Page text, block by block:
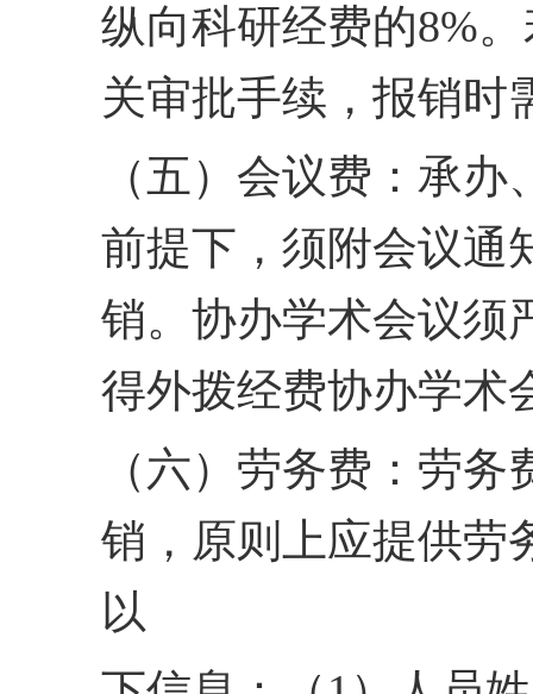
纵向科研经费的8%。
关审批手续，报销时
（五）会议费：承
前提下，须附会议通
销。 协办学术会议须
得外拨经费协办学术
（六）劳务费：劳
销，原则上应提供劳
以